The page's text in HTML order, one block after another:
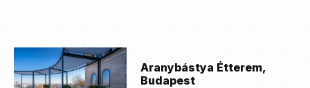
Aranybástya Étterem,
Budapest